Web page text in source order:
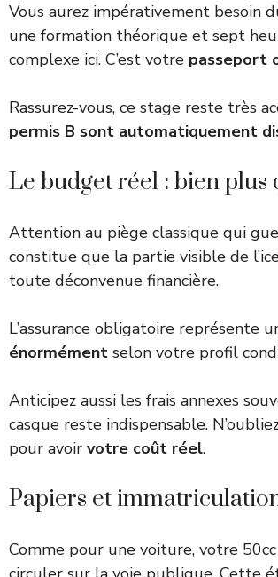
Vous aurez impérativement besoin
une formation théorique et sept
complexe ici. C’est votre passeport
Rassurez-vous, ce stage reste très
permis B sont automatiquement
Le budget réel : bien plus
Attention au piège classique qui
constitue que la partie visible de
toute déconvenue financière.
L’assurance obligatoire représente
énormément selon votre profil
Anticipez aussi les frais annexes
casque reste indispensable.
pour avoir votre coût réel.
Papiers et
Comme pour une voiture, votre 50cc